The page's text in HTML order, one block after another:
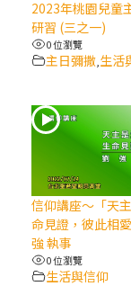
樂
(9
匝
降
2023年桃園兒童
研習 (三之一)
0 位瀏覽
主日彌撒 生活
信仰講座～「天
命見證，彼此相
強 執事
0 位瀏覽
生活與信仰